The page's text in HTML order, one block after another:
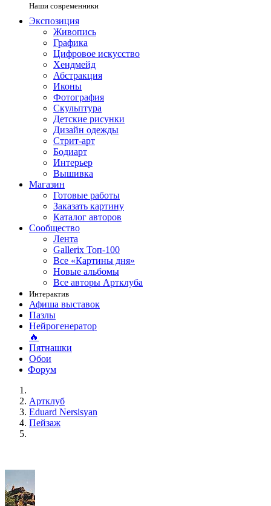
Наши современники
Экспозиция
Живопись
Графика
Цифровое искусство
Хендмейд
Абстракция
Иконы
Фотография
Скульптура
Детские рисунки
Дизайн одежды
Стрит-арт
Бодиарт
Интерьер
Вышивка
Магазин
Готовые работы
Заказать картину
Каталог авторов
Сообщество
Лента
Gallerix Топ-100
Все «Картины дня»
Новые альбомы
Все авторы Артклуба
Интерактив
Афиша выставок
Пазлы
Нейрогенератор
🔥
Пятнашки
Обои
Форум
Артклуб
Eduard Nersisyan
Пейзаж